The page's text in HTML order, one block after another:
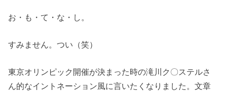
お・も・て・な・し。
すみません。つい（笑）
東京オリンピック開催が決まった時の滝川ク〇ステルさ
ん的なイントネーション風に言いたくなりました。文章